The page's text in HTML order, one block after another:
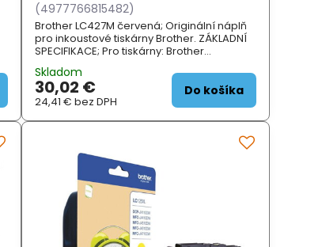
(4977766815482)
Brother LC427M červená; Originální náplň
pro inkoustové tiskárny Brother. ZÁKLADNÍ
SPECIFIKACE; Pro tiskárny: Brother
MFCJ5955DW, MFCJ6955DW, MFCJ6957DW,
MFCJ6959DW, HLJ6010DW...
Skladom
30,02 €
24,41 €bez DPH
Do košíka